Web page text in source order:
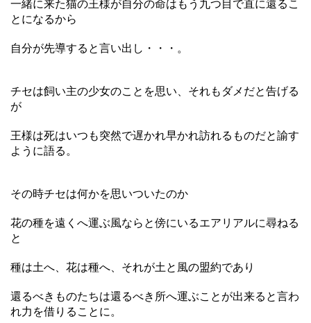
一緒に来た猫の王様が自分の命はもう九つ目で直に還るこ
とになるから
自分が先導すると言い出し・・・。
チセは飼い主の少女のことを思い、それもダメだと告げる
が
王様は死はいつも突然で遅かれ早かれ訪れるものだと諭す
ように語る。
その時チセは何かを思いついたのか
花の種を遠くへ運ぶ風ならと傍にいるエアリアルに尋ねる
と
種は土へ、花は種へ、それが土と風の盟約であり
還るべきものたちは還るべき所へ運ぶことが出来ると言わ
れ力を借りることに。